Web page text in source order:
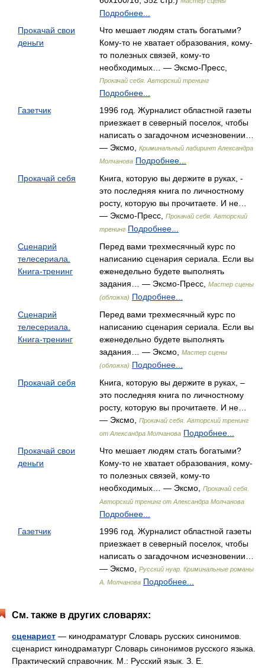
Подробнее...
Прокачай свои
деньги
Что мешает людям стать богатыми?
Кому-то не хватает образования, кому-
то полезных связей, кому-то
необходимых… — Эксмо-Пресс,
Прокачай себя. Авторский тренинг
Подробнее...
Газетчик
1996 год. Журналист областной газеты
приезжает в северный поселок, чтобы
написать о загадочном исчезновении…
— Эксмо,
Криминальный лабиринт Александра
Молчанова Подробнее...
Прокачай себя
Книга, которую вы держите в руках, -
это последняя книга по личностному
росту, которую вы прочитаете. И не…
— Эксмо-Пресс,
Прокачай себя. Авторский
тренинг Подробнее...
Сценарий
телесериала.
Книга-тренинг
Перед вами трехмесячный курс по
написанию сценария сериала. Если вы
еженедельно будете выполнять
задания… — Эксмо-Пресс,
Мастер сцены
(обложка) Подробнее...
Сценарий
телесериала.
Книга-тренинг
Перед вами трехмесячный курс по
написанию сценария сериала. Если вы
еженедельно будете выполнять
задания… — Эксмо,
Мастер сцены
(обложка) Подробнее...
Прокачай себя
Книга, которую вы держите в руках, –
это последняя книга по личностному
росту, которую вы прочитаете. И не…
— Эксмо,
Прокачай себя. Авторский тренинг
от Александра Молчанова Подробнее...
Прокачай свои
деньги
Что мешает людям стать богатыми?
Кому-то не хватает образования, кому-
то полезных связей, кому-то
необходимых… — Эксмо,
Прокачай себя.
Авторский тренинг от Александра Молчанова
Подробнее...
Газетчик
1996 год. Журналист областной газеты
приезжает в северный поселок, чтобы
написать о загадочном исчезновении…
— Эксмо,
Русский нуар. Криминальные романы
А. Молчанова Подробнее...
См. также в других словарях:
сценарист — кинодраматург Словарь русских синонимов.
сценарист кинодраматург Словарь синонимов русского языка.
Практический справочник. М.: Русский язык. З. Е.